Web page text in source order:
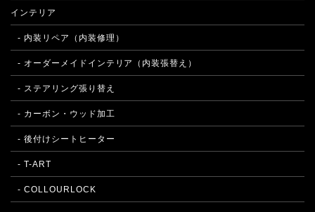
インテリア
- 内装リペア（内装修理）
- オーダーメイドインテリア（内装張替え）
- ステアリング張り替え
- カーボン・ウッド加工
- 後付けシートヒーター
- T-ART
- COLLOURLOCK